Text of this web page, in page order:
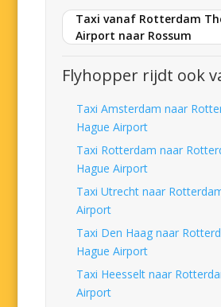
Taxi vanaf Rotterdam
Airport naar Rossum
Flyhopper rijdt ook
Taxi Amsterdam naar
Hague Airport
Taxi Rotterdam naar
Hague Airport
Taxi Utrecht naar
Airport
Taxi Den Haag naar
Hague Airport
Taxi Heesselt naar
Airport